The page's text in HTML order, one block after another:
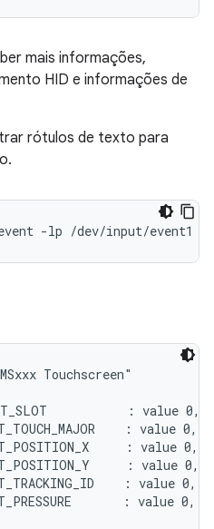
mais informações,
HID e informações de
rótulos de texto para
Touchscreen"
: value 0,
: value 0,
: value 0,
: value 0,
: value 0,
: value 0,